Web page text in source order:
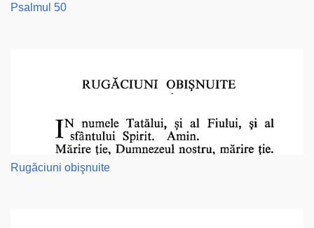
Psalmul 50
Rugăciuni obişnuite